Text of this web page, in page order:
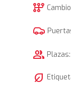
auto_transmission
group Plazas:
nest_eco_leaf